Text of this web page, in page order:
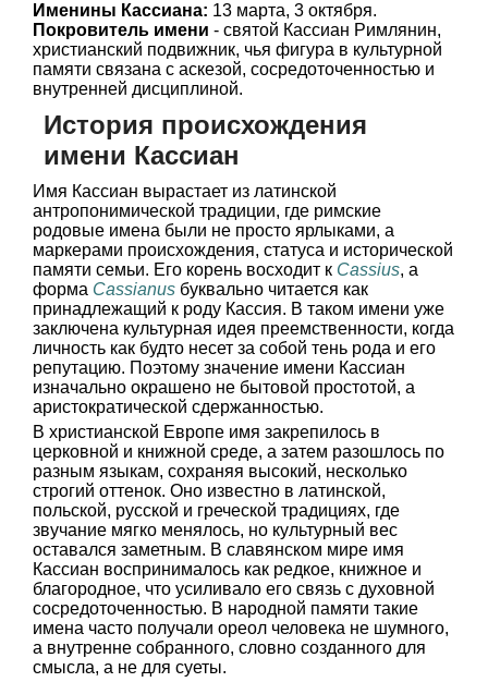
Именины Кассиана: 13 марта, 3 октября.
Покровитель имени - святой Кассиан Римлянин,
христианский подвижник, чья фигура в культурной
памяти связана с аскезой, сосредоточенностью и
внутренней дисциплиной.
История происхождения
имени Кассиан
Имя Кассиан вырастает из латинской
антропонимической традиции, где римские
родовые имена были не просто ярлыками, а
маркерами происхождения, статуса и исторической
памяти семьи. Его корень восходит к Cassius, а
форма Cassianus буквально читается как
принадлежащий к роду Кассия. В таком имени уже
заключена культурная идея преемственности, когда
личность как будто несет за собой тень рода и его
репутацию. Поэтому значение имени Кассиан
изначально окрашено не бытовой простотой, а
аристократической сдержанностью.
В христианской Европе имя закрепилось в
церковной и книжной среде, а затем разошлось по
разным языкам, сохраняя высокий, несколько
строгий оттенок. Оно известно в латинской,
польской, русской и греческой традициях, где
звучание мягко менялось, но культурный вес
оставался заметным. В славянском мире имя
Кассиан воспринималось как редкое, книжное и
благородное, что усиливало его связь с духовной
сосредоточенностью. В народной памяти такие
имена часто получали ореол человека не шумного,
а внутренне собранного, словно созданного для
смысла, а не для суеты.